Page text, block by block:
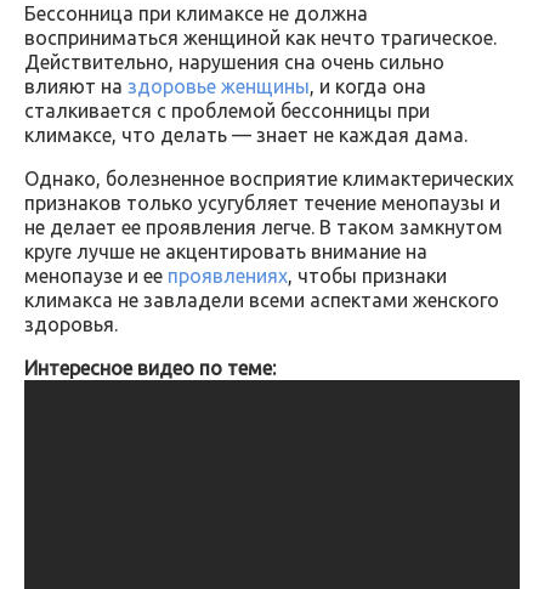
Бессонница при климаксе не должна
восприниматься женщиной как нечто трагическое.
Действительно, нарушения сна очень сильно
влияют на здоровье женщины, и когда она
сталкивается с проблемой бессонницы при
климаксе, что делать — знает не каждая дама.
Однако, болезненное восприятие климактерических
признаков только усугубляет течение менопаузы и
не делает ее проявления легче. В таком замкнутом
круге лучше не акцентировать внимание на
менопаузе и ее проявлениях, чтобы признаки
климакса не завладели всеми аспектами женского
здоровья.
Интересное видео по теме: